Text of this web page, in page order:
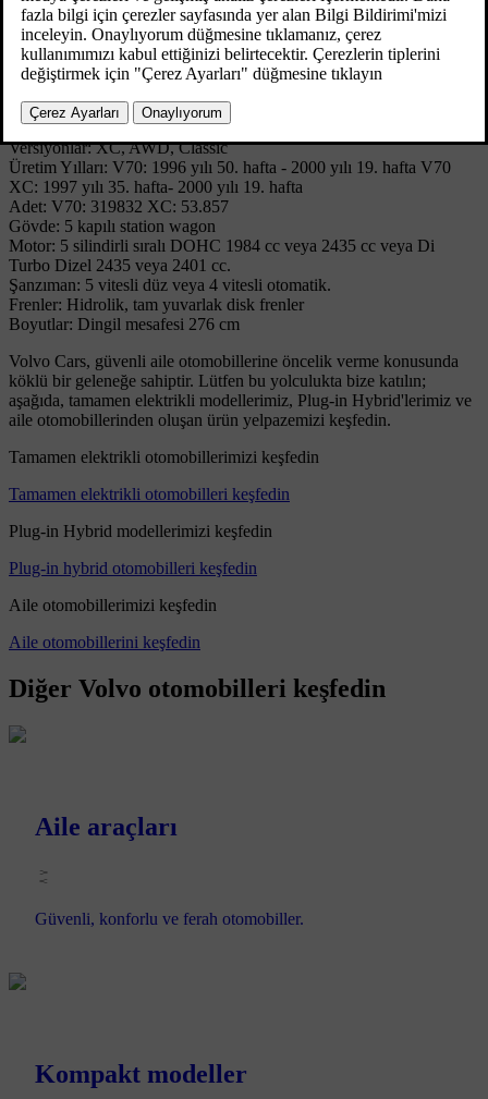
Volvo V70 üretimine 2000 yılına kadar devam edildi ve sonrasında
yerini ikinci nesil V70'e bıraktı.
Teknik Özellikler
Model: V70 / V70 XC -00
Versiyonlar: XC, AWD, Classic
Üretim Yılları: V70: 1996 yılı 50. hafta - 2000 yılı 19. hafta V70
XC: 1997 yılı 35. hafta- 2000 yılı 19. hafta
Adet: V70: 319832 XC: 53.857
Gövde: 5 kapılı station wagon
Motor: 5 silindirli sıralı DOHC 1984 cc veya 2435 cc veya Di
Turbo Dizel 2435 veya 2401 cc.
Şanzıman: 5 vitesli düz veya 4 vitesli otomatik.
Frenler: Hidrolik, tam yuvarlak disk frenler
Boyutlar: Dingil mesafesi 276 cm
Volvo Cars, güvenli aile otomobillerine öncelik verme konusunda
köklü bir geleneğe sahiptir. Lütfen bu yolculukta bize katılın;
aşağıda, tamamen elektrikli modellerimiz, Plug-in Hybrid'lerimiz ve
aile otomobillerinden oluşan ürün yelpazemizi keşfedin.
Tamamen elektrikli otomobillerimizi keşfedin
Tamamen elektrikli otomobilleri keşfedin
Plug-in Hybrid modellerimizi keşfedin
Plug-in hybrid otomobilleri keşfedin
Aile otomobillerimizi keşfedin
Aile otomobillerini keşfedin
Diğer Volvo otomobilleri keşfedin
Aile araçları
Güvenli, konforlu ve ferah otomobiller.
Kompakt modeller